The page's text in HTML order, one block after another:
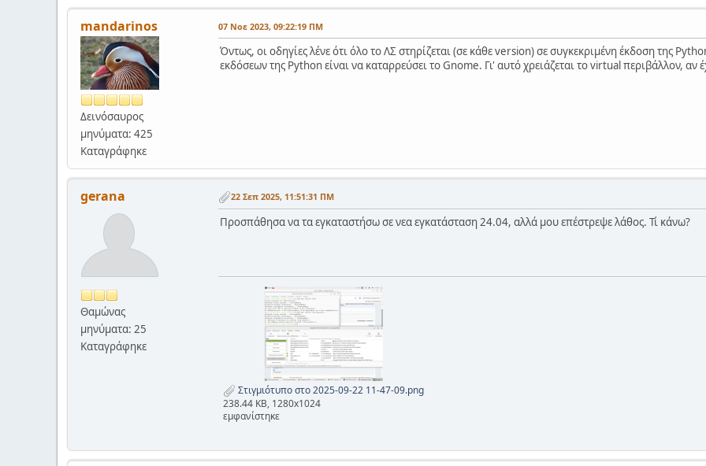
mandarinos
Δεινόσαυρος
μηνύματα: 425
Καταγράφηκε
07 Νοε 2023, 09:22:19 ΠΜ
Όντως, οι οδηγίες λένε ότι όλο το ΛΣ στηρίζεται (σε κάθε version) σε συγκεκριμένη έκδοση της
εκδόσεων της Python είναι να καταρρεύσει το Gnome. Γι' αυτό χρειάζεται το virtual περιβάλλον, αν
gerana
Θαμώνας
μηνύματα: 25
Καταγράφηκε
22 Σεπ 2025, 11:51:31 ΠΜ
Προσπάθησα να τα εγκαταστήσω σε νεα εγκατάσταση 24.04, αλλά μου επέστρεψε λάθος. Τί κάνω?
Στιγμιότυπο στο 2025-09-22 11-47-09.png
238.44 KB, 1280x1024
εμφανίστηκε